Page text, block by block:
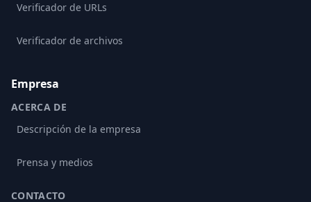
Verificador de URLs
Verificador de archivos
Empresa
ACERCA DE
Descripción de la empresa
Prensa y medios
CONTACTO